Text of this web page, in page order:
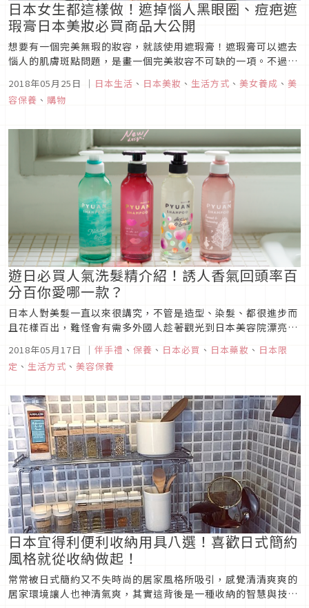
日本女生都這樣做！遮掉惱人黑眼圈、痘疤遮
瑕膏日本美妝必買商品大公開
想要有一個完美無瑕的妝容，就該使用遮瑕膏！遮瑕膏可以遮去
惱人的肌膚斑點問題，是畫一個完美妝容不可缺的一項。不過並
是黑斑吧！今天特地為大家介紹日本女生都是如何選擇遮瑕膏來
解決不同的斑點問題！趕快學起來吧！
2018年05月25日 ｜ 日本生活 、 日本美妝 、 生活方式 、 美女養成 、 美
容保養 、 購物
遊日必買人氣洗髮精介紹！誘人香氣回頭率百
分百你愛哪一款？
日本人對美髮一直以來很講究，不管是造型、染髮、都很進步而
且花樣百出，難怪會有需多外國人趁著觀光到日本美容院漂亮一
燙頭髮都要好好保養, 才能保有一頭美麗的秀髮，不只散發的
香氣引人注目，保證你走在路上回頭率百分百啊！
2018年05月17日 ｜ 伴手禮 、 保養 、 日本必買 、 日本藥妝 、 日本限
定 、 生活方式 、 美容保養
日本宜得利便利收納用具八選！喜歡日式簡約
風格就從收納做起！
常常被日式簡約又不失時尚的居家風格所吸引，感覺清清爽爽的
居家環境讓人也神清氣爽，其實這背後是一種收納的智慧與技